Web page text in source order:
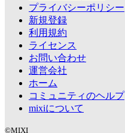
プライバシーポリシー
新規登録
利用規約
ライセンス
お問い合わせ
運営会社
ホーム
コミュニティのヘルプ
mixiについて
©MIXI